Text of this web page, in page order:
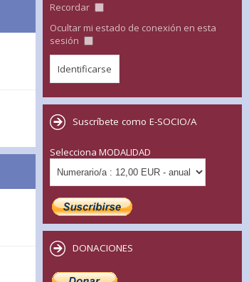
Recordar
Ocultar mi estado de conexión en esta
sesión
Suscríbete como E-SOCIO/A
Selecciona MODALIDAD
DONACIONES